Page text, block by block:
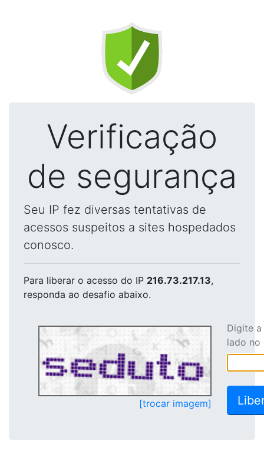
Verificação
de segurança
Seu IP fez diversas tentativas de
acessos suspeitos a sites hospedados
conosco.
Para liberar o acesso do IP 216.73.217.13,
responda ao desafio abaixo.
[trocar imagem]
Digite
lado no